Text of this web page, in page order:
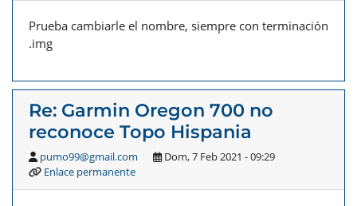
Prueba cambiarle el nombre, siempre con terminación
.img
Re: Garmin Oregon 700 no
reconoce Topo Hispania
pumo99@gmail.com
Dom, 7 Feb 2021 - 09:29
Enlace permanente